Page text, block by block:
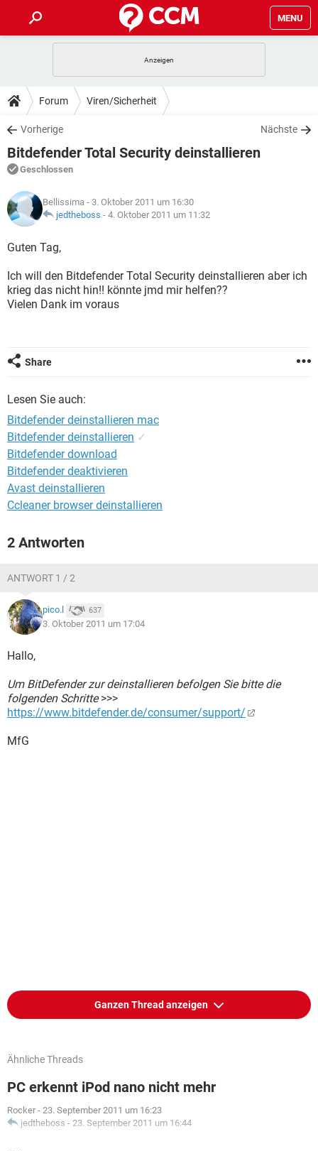
MENU
ANDROID
WINDOWS 10
WHATSAPP TIKTOK
FACEBOOK
TIPPS & TRICKS
SPIELE
WINDOWS 10
WHATSAPP
FACEBOOK HARDWARE
DOWNLOADS
SPIELE STREAMING
ANDROID
WINDOWS 10 INSTAGRAM
WHATSAPP
FACEBOOK
FORUM
SPIELE
ANDROID IOS
FACEBOOK HARDWARE
LEXIKON
SPIELE
ANDROID
WINDOWS 10 INSTAGRAM
WHATSAPP
Forum Viren/Sicherheit
Vorherige Nächste
Bitdefender Total Security deinstallieren
Geschlossen
Bellissima - 3. Oktober 2011 um 16:30
jedtheboss - 4. Oktober 2011 um 11:32
Guten Tag,
Ich will den Bitdefender Total Security deinstallieren aber ich
krieg das nicht hin!! könnte jmd mir helfen??
Vielen Dank im voraus
Share
Lesen Sie auch:
Bitdefender deinstallieren mac
Bitdefender deinstallieren ✓
Bitdefender download
Bitdefender deaktivieren
Avast deinstallieren
Ccleaner browser deinstallieren
2 Antworten
ANTWORT 1 / 2
pico.l 637
3. Oktober 2011 um 17:04
Hallo,
Um BitDefender zur deinstallieren befolgen Sie bitte die
folgenden Schritte>>>
https://www.bitdefender.de/consumer/support/
MfG
Ganzen Thread anzeigen
Ähnliche Threads
PC erkennt iPod nano nicht mehr
Rocker - 23. September 2011 um 16:23
jedtheboss - 23. September 2011 um 16:44